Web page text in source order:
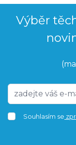
Výběr
Souhlasím se